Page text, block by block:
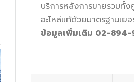
บริการหลังการขายรวมทั้
อะไหล่แท้ด้วยมาตรฐานเย
ข้อมูลเพิ่มเติม 02-